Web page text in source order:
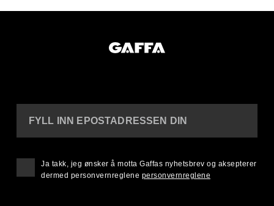
FYLL INN EPOSTADRESSEN DIN
Ja takk, jeg ønsker å motta Gaffas nyhetsbrev og aksepterer
dermed personvernreglene personvernreglene